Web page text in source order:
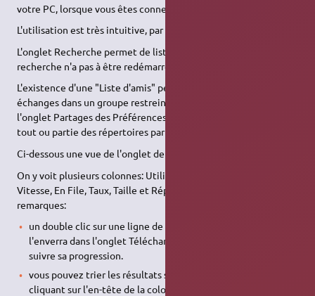
votre PC, lorsque vous êtes connecté bien entendu.
L'utilisation est très intuitive, par onglets.
L'onglet Recherche permet de lister des souhaits, dont la
recherche n'a pas à être redémarrée systématiquement.
L'existence d'une "Liste d'amis" permet de favoriser les
échanges dans un groupe restreint de personnes. Ainsi, dans
l'onglet Partages des Préférences, il est possible de réserver
tout ou partie des répertoires partagés aux "buddies" (potes).
Ci-dessous une vue de l'onglet de recherche:
On y voit plusieurs colonnes: Utilisateur, Nom de Fichier, Taille,
Vitesse, En File, Taux, Taille et Répertoire. Quelques
remarques:
un double clic sur une ligne de résultat le téléchargera et
l'enverra dans l'onglet Téléchargements où vous pourrez
suivre sa progression.
vous pouvez trier les résultats suivant chaque colonne en
cliquant sur l'en-tête de la colonne. Très utile pour trouver